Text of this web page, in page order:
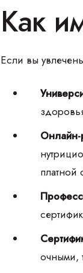
Как
Если вы
очными,